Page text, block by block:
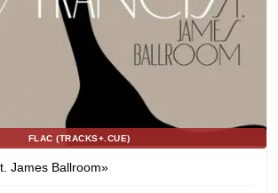
FLAC (TRACKS+.CUE)
James Ballroom»